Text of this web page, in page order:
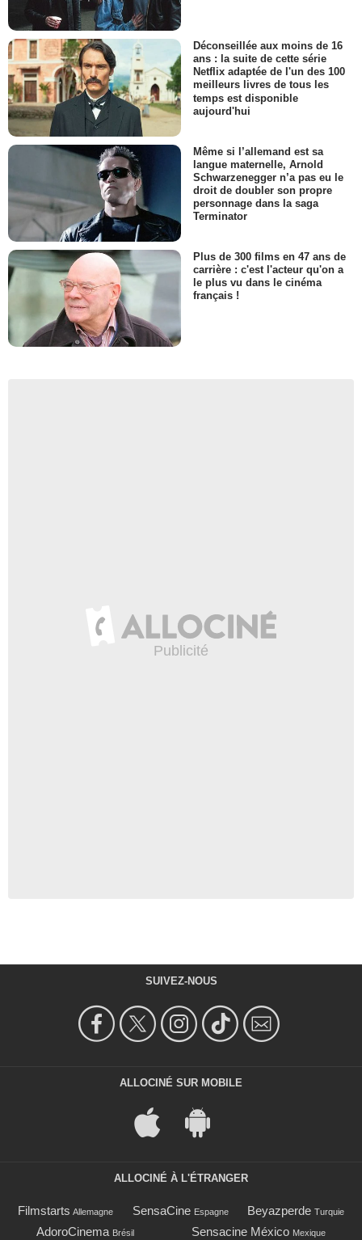
Déconseillée aux moins de 16
ans : la suite de cette série
Netflix adaptée de l'un des 100
meilleurs livres de tous les
temps est disponible
aujourd'hui
Même si l’allemand est sa
langue maternelle, Arnold
Schwarzenegger n’a pas eu le
droit de doubler son propre
personnage dans la saga
Terminator
Plus de 300 films en 47 ans de
carrière : c'est l'acteur qu'on a
le plus vu dans le cinéma
français !
SUIVEZ-NOUS
ALLOCINÉ SUR MOBILE
ALLOCINÉ À L'ÉTRANGER
Filmstarts Allemagne SensaCine Espagne Beyazperde Turquie
AdoroCinema Brésil Sensacine México Mexique